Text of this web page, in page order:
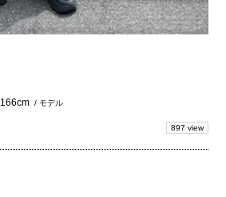
166cm / モデル
897 view